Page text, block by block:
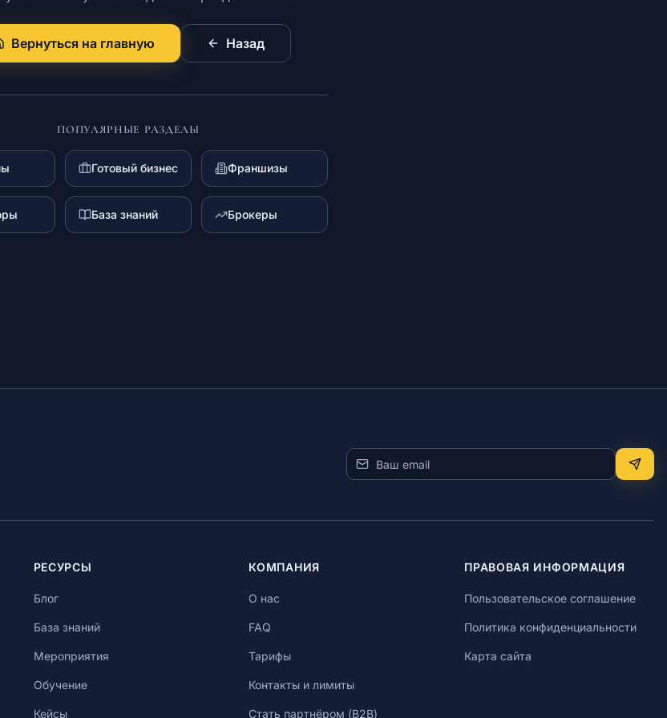
Вернуться на главную Назад
ПОПУЛЯРНЫЕ РАЗДЕЛЫ
Готовый бизнес Франшизы
База знаний Брокеры
РЕСУРСЫ
Блог
База знаний
Мероприятия
Обучение
Кейсы
КОМПАНИЯ
О нас
FAQ
Тарифы
Контакты и лимиты
Стать партнёром (B2B)
ПРАВОВАЯ ИНФОРМАЦИЯ
Пользовательское соглашение
Политика конфиденциальности
Карта сайта